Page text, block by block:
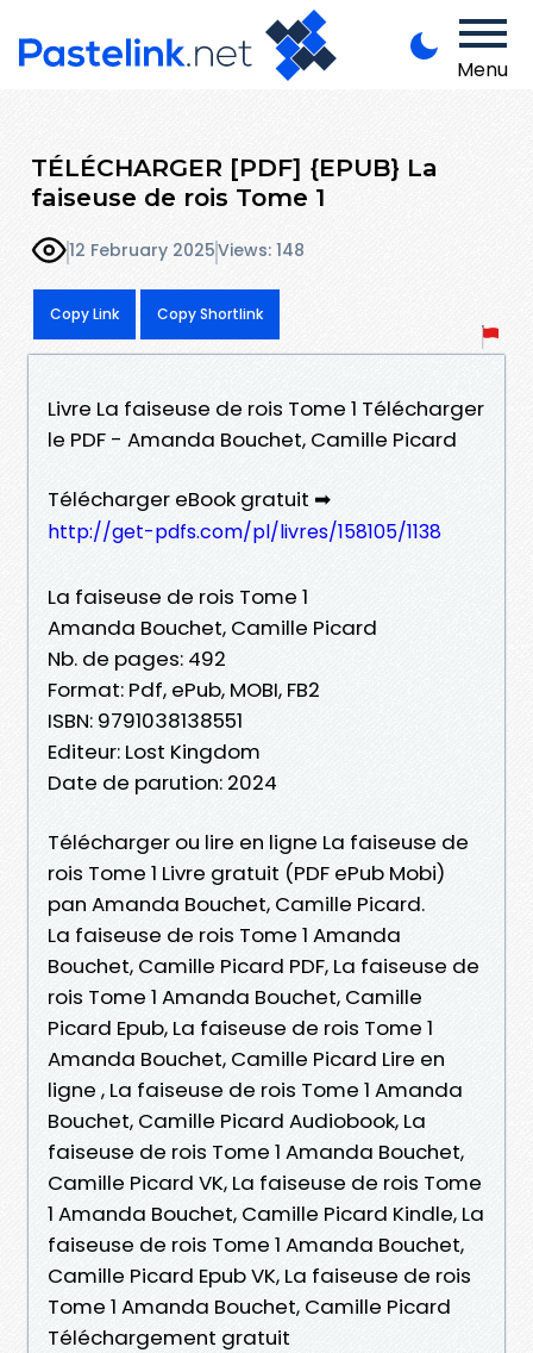
Menu
TÉLÉCHARGER [PDF] {EPUB} La
faiseuse de rois Tome 1
12 February 2025Views: 148
Copy Link Copy Shortlink
Livre La faiseuse de rois Tome 1 Télécharger
le PDF - Amanda Bouchet, Camille Picard
Télécharger eBook gratuit ➡
http://get-pdfs.com/pl/livres/158105/1138
La faiseuse de rois Tome 1
Amanda Bouchet, Camille Picard
Nb. de pages: 492
Format: Pdf, ePub, MOBI, FB2
ISBN: 9791038138551
Editeur: Lost Kingdom
Date de parution: 2024
Télécharger ou lire en ligne La faiseuse de
rois Tome 1 Livre gratuit (PDF ePub Mobi)
pan Amanda Bouchet, Camille Picard.
La faiseuse de rois Tome 1 Amanda
Bouchet, Camille Picard PDF, La faiseuse de
rois Tome 1 Amanda Bouchet, Camille
Picard Epub, La faiseuse de rois Tome 1
Amanda Bouchet, Camille Picard Lire en
ligne , La faiseuse de rois Tome 1 Amanda
Bouchet, Camille Picard Audiobook, La
faiseuse de rois Tome 1 Amanda Bouchet,
Camille Picard VK, La faiseuse de rois Tome
1 Amanda Bouchet, Camille Picard Kindle, La
faiseuse de rois Tome 1 Amanda Bouchet,
Camille Picard Epub VK, La faiseuse de rois
Tome 1 Amanda Bouchet, Camille Picard
Téléchargement gratuit